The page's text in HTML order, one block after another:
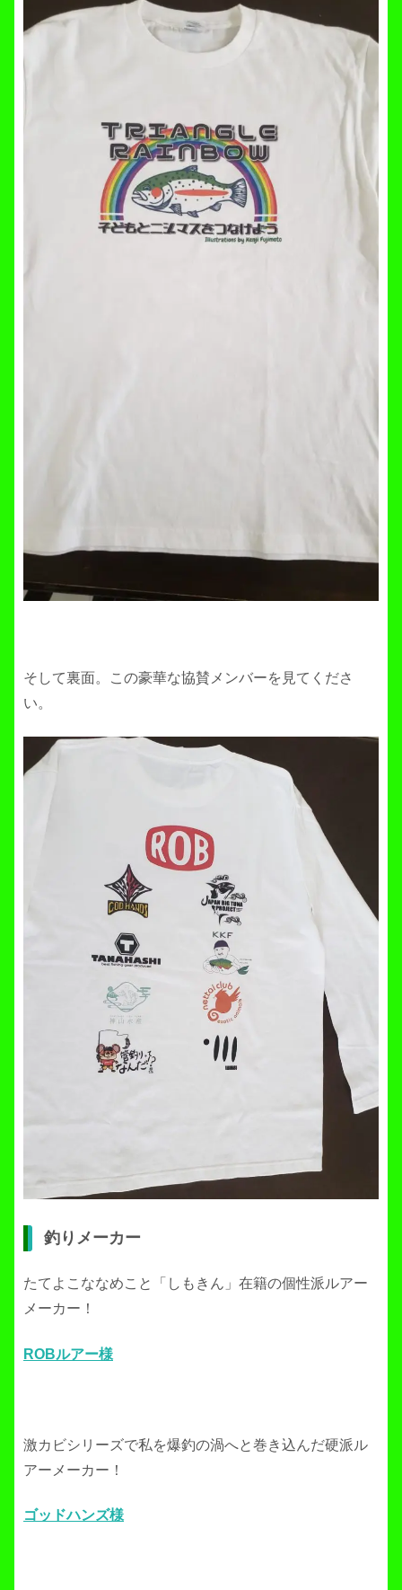
そして裏面。この豪華な協賛メンバーを見てくださ
い。
釣りメーカー
たてよこななめこと「しもきん」在籍の個性派ルアー
メーカー！
ROBルアー様
激カビシリーズで私を爆釣の渦へと巻き込んだ硬派ル
アーメーカー！
ゴッドハンズ様